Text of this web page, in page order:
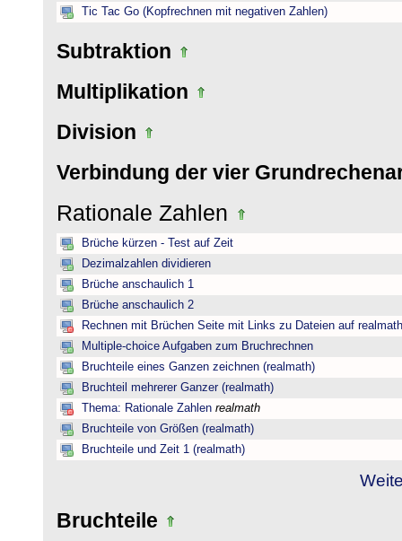
Tic Tac Go (Kopfrechnen mit negativen Zahlen)
Subtraktion
Multiplikation
Division
Verbindung der vier
Rationale Zahlen
Brüche kürzen - Test auf Zeit
Dezimalzahlen dividieren
Brüche anschaulich 1
Brüche anschaulich 2
Rechnen mit Brüchen Seite mit Links zu Dateien auf
Multiple-choice Aufgaben zum Bruchrechnen
Bruchteile eines Ganzen zeichnen (realmath)
Bruchteil mehrerer Ganzer (realmath)
Thema: Rationale Zahlen realmath
Bruchteile von Größen (realmath)
Bruchteile und Zeit 1 (realmath)
Bruchteile